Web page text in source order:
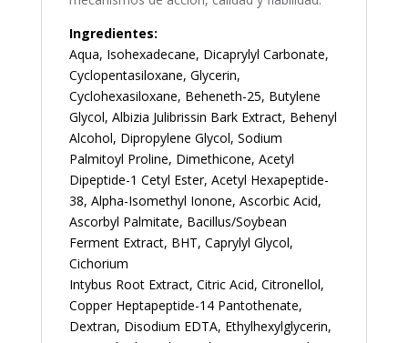
Ingredientes:
Aqua, Isohexadecane, Dicaprylyl Carbonate,
Cyclopentasiloxane, Glycerin,
Cyclohexasiloxane, Beheneth-25, Butylene
Glycol, Albizia Julibrissin Bark Extract, Behenyl
Alcohol, Dipropylene Glycol, Sodium
Palmitoyl Proline, Dimethicone, Acetyl
Dipeptide-1 Cetyl Ester, Acetyl Hexapeptide-
38, Alpha-Isomethyl Ionone, Ascorbic Acid,
Ascorbyl Palmitate, Bacillus/Soybean
Ferment Extract, BHT, Caprylyl Glycol,
Cichorium
Intybus Root Extract, Citric Acid, Citronellol,
Copper Heptapeptide-14 Pantothenate,
Dextran, Disodium EDTA, Ethylhexylglycerin,